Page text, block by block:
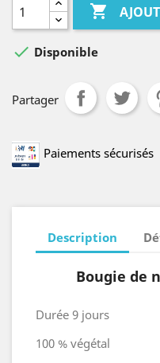

 Disponible
Partager
Paiements sécurisés
Description
Bougie de
Durée 9 jours
100 % végétal